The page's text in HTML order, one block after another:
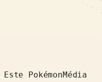
Este PokémonMédia